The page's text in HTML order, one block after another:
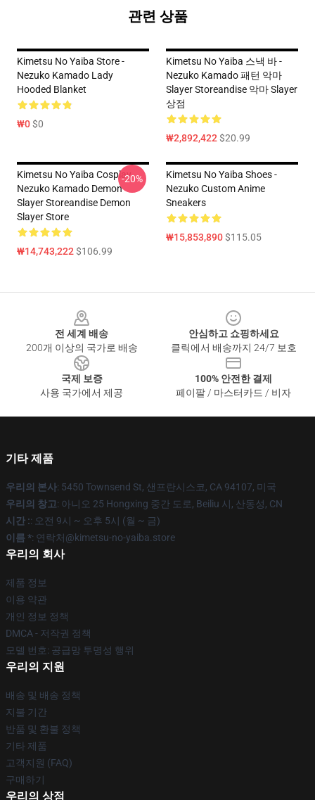
관련 상품
Kimetsu No Yaiba Store -
Nezuko Kamado Lady
Hooded Blanket
₩0$0
Kimetsu No Yaiba 스낵 바 -
Nezuko Kamado 패턴 악마
Slayer Storeandise 악마 Slayer
상점
₩2,892,422$20.99
Kimetsu No Yaiba Cosplay
Nezuko Kamado Demon
Slayer Storeandise Demon
Slayer Store
₩14,743,222$106.99
-20%
Kimetsu No Yaiba Shoes -
Nezuko Custom Anime
Sneakers
₩15,853,890$115.05
전 세계 배송
200개 이상의 국가로 배송
안심하고 쇼핑하세요
클릭에서 배송까지 24/7 보호
국제 보증
사용 국가에서 제공
100% 안전한 결제
페이팔 / 마스터카드 / 비자
기타 제품
우리의 본사: 5450 Townsend St, 샌프란시스코, CA 94107, 미국
우리의 창고: 아니오 25 Hongxing 중간 도로, Beiliu 시, 산동성, CN
시간 :: 오전 9시 ~ 오후 5시 (월 ~ 금)
이름 *: 연락처@kimetsu-no-yaiba.store
우리의 회사
제품 정보
이용 약관
개인 정보 정책
DMCA - 저작권 정책
모델 번호: 공급망 투명성 행위
우리의 지원
배송 및 배송 정책
지불 기간
반품 및 환불 정책
기타 제품
고객지원 (FAQ)
구매하기
우리의 상점